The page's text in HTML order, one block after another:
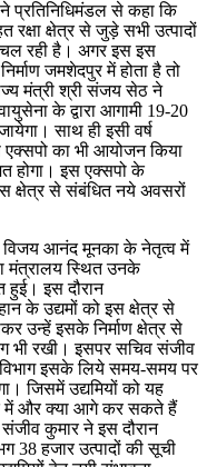
प्रतिनिधिमंडल से कहा कि
रक्षा क्षेत्र से जुड़े सभी उत्पादों
चल रही है। अगर इस इस
जमशेदपुर में होता है तो
मंत्री श्री संजय सेठ ने
के द्वारा आगामी 19-20
साथ ही इसी वर्ष
का भी आयोजन किया
होगा। इस एक्सपो के
क्षेत्र से संबंधित नये अवसरों
विजय आनंद मूनका के नेतृत्व में
मंत्रालय स्थित उनके
हुई। इस दौरान
के उद्यमों को इस क्षेत्र से
उन्हें इसके निर्माण क्षेत्र से
भी रखी। इसपर सचिव संजीव
विभाग इसके लिये समय-समय पर
जिसमें उद्यमियों को यह
में और क्या आगे कर सकते हैं
कुमार ने इस दौरान
38 हजार उत्पादों की सूची